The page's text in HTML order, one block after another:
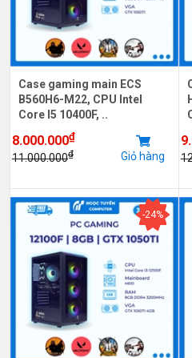
Case gaming main ECS
B560H6-M22, CPU Intel
Core I5 10400F, ..
8.000.000₫
11.000.000₫ Giỏ hàng
-24%